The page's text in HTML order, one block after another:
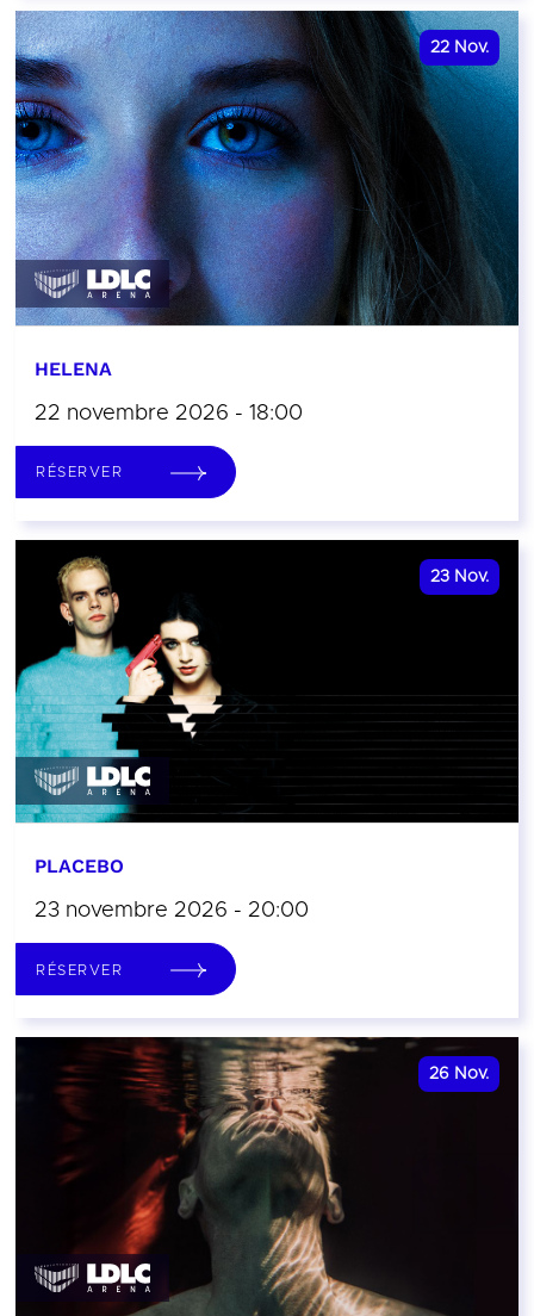
22 Nov.
HELENA
22 novembre 2026 - 18:00
RÉSERVER
23 Nov.
PLACEBO
23 novembre 2026 - 20:00
RÉSERVER
26 Nov.